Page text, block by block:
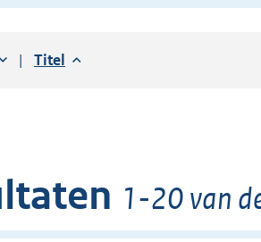
Sorteer op:
Titel aflopend
1-20 van